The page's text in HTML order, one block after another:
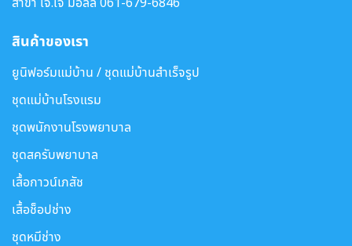
สินค้าของเรา
ยูนิฟอร์มแม่บ้าน / ชุดแม่บ้านสำเร็จรูป
ชุดแม่บ้านโรงแรม
ชุดพนักงานโรงพยาบาล
ชุดสครับพยาบาล
เสื้อกาวน์เภสัช
เสื้อช็อปช่าง
ชุดหมีช่าง